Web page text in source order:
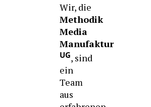
Wir, die
Methodik
Media
Manufaktur
UG, sind
ein
Team
aus